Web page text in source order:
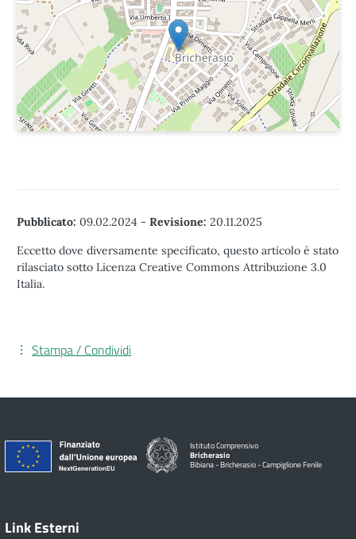
Pubblicato: 09.02.2024 - Revisione: 20.11.2025
Eccetto dove diversamente specificato, questo articolo è stato
rilasciato sotto Licenza Creative Commons Attribuzione 3.0
Italia.
Stampa / Condividi
Istituto Comprensivo
Bricherasio
Bibiana - Bricherasio - Campiglione Fenile
Link Esterni